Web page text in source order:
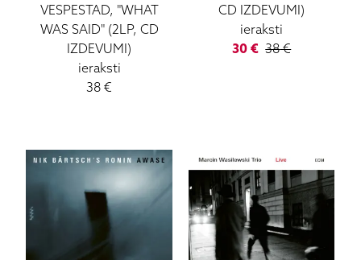
VESPESTAD, "WHAT
WAS SAID" (2LP, CD
IZDEVUMI)
ieraksti
38 €
CD IZDEVUMI)
ieraksti
30 € 38€